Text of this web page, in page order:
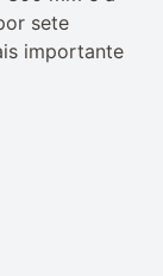
sete
importante